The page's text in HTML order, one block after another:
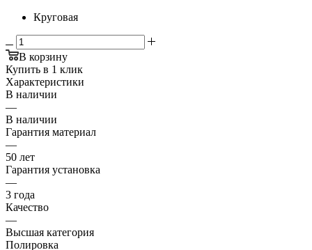
Круговая
В корзину
Купить в 1 клик
Характеристики
В наличии
—
В наличии
Гарантия материал
—
50 лет
Гарантия установка
—
3 года
Качество
—
Высшая категория
Полировка